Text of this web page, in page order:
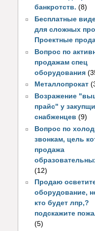
банкротств. (8)
Бесплатные
для сложных
Проектные
Вопрос по
продажам спец
оборудования
Металлопрокат
Возражение
прайс" у
снабженцев (9)
Вопрос по
звонкам, цель
продажа
(12)
Продаю
оборудование,
кто будет лпр,?
подскажите
(5)